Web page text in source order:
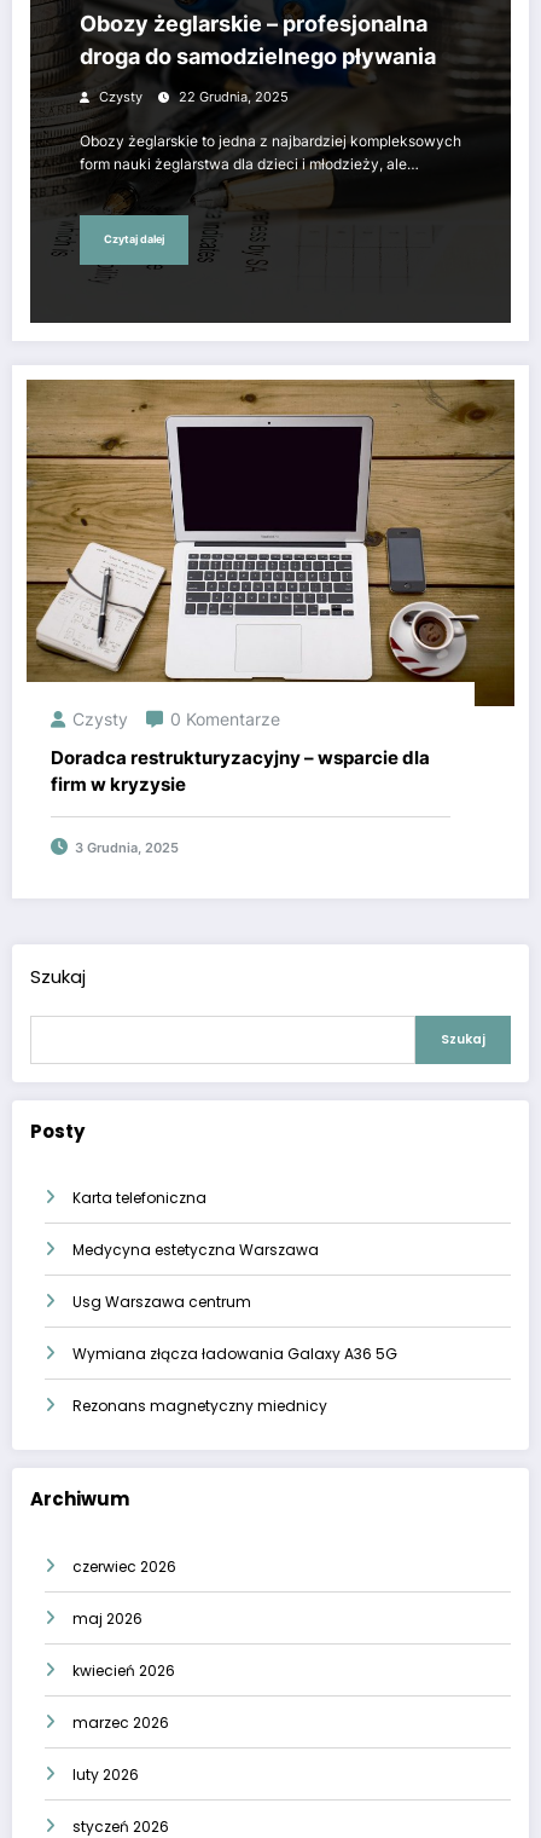
Obozy żeglarskie – profesjonalna
droga do samodzielnego pływania
Czysty 22 Grudnia, 2025
Obozy żeglarskie to jedna z najbardziej kompleksowych
form nauki żeglarstwa dla dzieci i młodzieży, ale…
Czytaj dalej
Czysty 0 Komentarze
Doradca restrukturyzacyjny – wsparcie dla
firm w kryzysie
3 Grudnia, 2025
Szukaj
Szukaj
Posty
Karta telefoniczna
Medycyna estetyczna Warszawa
Usg Warszawa centrum
Wymiana złącza ładowania Galaxy A36 5G
Rezonans magnetyczny miednicy
Archiwum
czerwiec 2026
maj 2026
kwiecień 2026
marzec 2026
luty 2026
styczeń 2026